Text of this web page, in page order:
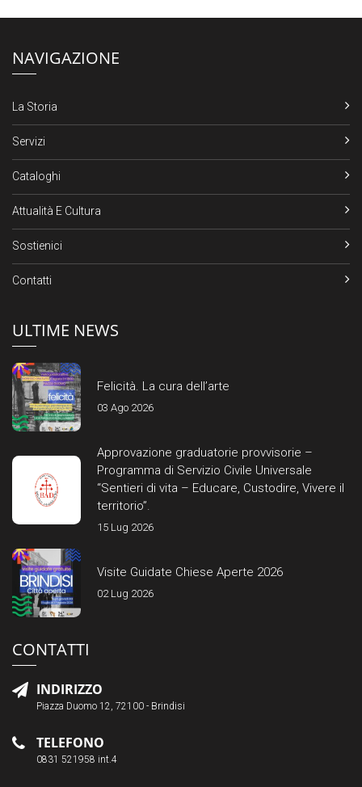
NAVIGAZIONE
La Storia
Servizi
Cataloghi
Attualità E Cultura
Sostienici
Contatti
ULTIME NEWS
Felicità. La cura dell’arte
03 Ago 2026
Approvazione graduatorie provvisorie –
Programma di Servizio Civile Universale
“Sentieri di vita – Educare, Custodire, Vivere il
territorio”.
15 Lug 2026
Visite Guidate Chiese Aperte 2026
02 Lug 2026
CONTATTI
INDIRIZZO
Piazza Duomo 12, 72100 - Brindisi
TELEFONO
0831 521958 int.4